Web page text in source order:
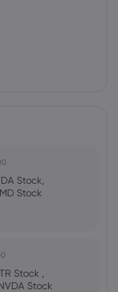
Stock,
Stock
Stock ,
Stock